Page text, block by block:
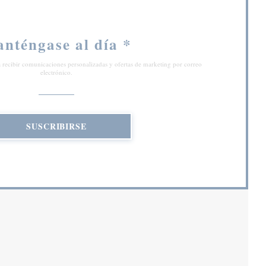
al día *
recibir comunicaciones personalizadas y ofertas de marketing por correo
electrónico.
SUSCRIBIRSE
VENTANA))